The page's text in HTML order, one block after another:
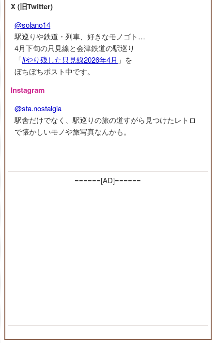
X (旧Twitter)
@solano14
駅巡りや鉄道・列車、好きなモノゴト…
4月下旬の只見線と会津鉄道の駅巡り
「#やり残した只見線2026年4月 」を
ぼちぼちポスト中です。
Instagram
@sta.nostalgia
駅舎だけでなく、駅巡りの旅の道すがら見つけたレトロ
で懐かしいモノや旅写真なんかも。
======[AD]======